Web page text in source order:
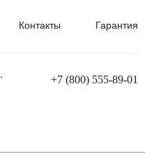
Контакты Гарантия
+7 (800) 555-89-01